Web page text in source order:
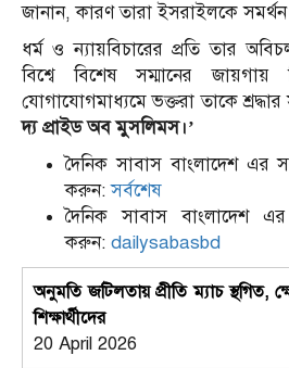
জানান, কারণ তারা ইসরাইলকে সমর্থন
ধর্ম ও ন্যায়বিচারের প্রতি তার
বিশ্বে বিশেষ সম্মানের জায়গায়
যোগাযোগমাধ্যমে ভক্তরা তাকে
দ্য প্রাইড অব মুসলিমস।’
দৈনিক সাবাস বাংলাদেশ এর
করুন:সর্বশেষ
দৈনিক সাবাস বাংলাদেশ
করুন: dailysabasbd
অনুমতি জটিলতায় প্রীতি ম্যাচ স্থগিত,
শিক্ষার্থীদের
20 April 2026